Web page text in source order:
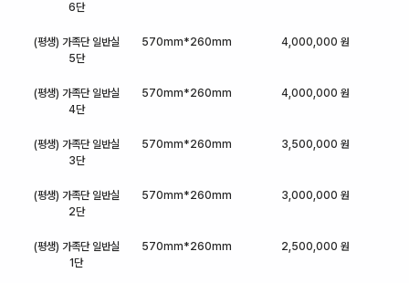
6단
(평생) 가족단 일반실
5단
570mm*260mm 4,000,000 원
(평생) 가족단 일반실
4단
570mm*260mm 4,000,000 원
(평생) 가족단 일반실
3단
570mm*260mm 3,500,000 원
(평생) 가족단 일반실
2단
570mm*260mm 3,000,000 원
(평생) 가족단 일반실
1단
570mm*260mm 2,500,000 원